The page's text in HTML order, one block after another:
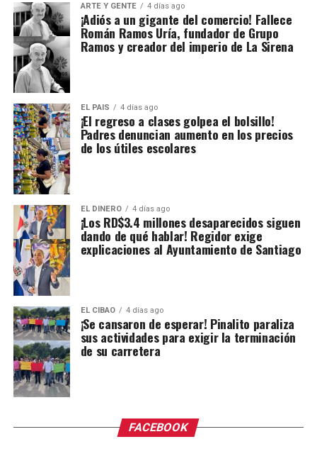
ARTE Y GENTE 4 días ago
¡Adiós a un gigante del comercio! Fallece
Román Ramos Uría, fundador de Grupo
Ramos y creador del imperio de La Sirena
EL PAIS 4 días ago
¡El regreso a clases golpea el bolsillo!
Padres denuncian aumento en los precios
de los útiles escolares
EL DINERO 4 días ago
¡Los RD$3.4 millones desaparecidos siguen
dando de qué hablar! Regidor exige
explicaciones al Ayuntamiento de Santiago
EL CIBAO 4 días ago
¡Se cansaron de esperar! Pinalito paraliza
sus actividades para exigir la terminación
de su carretera
FACEBOOK